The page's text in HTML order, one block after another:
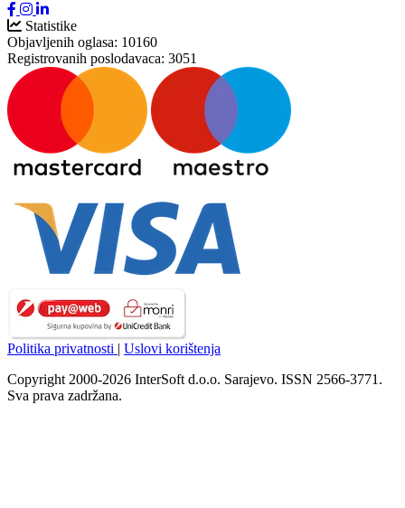
Statistike
Objavljenih oglasa: 10160
Registrovanih poslodavaca: 3051
Politika privatnosti | Uslovi korištenja
Copyright 2000-2026 InterSoft d.o.o. Sarajevo. ISSN 2566-3771.
Sva prava zadržana.